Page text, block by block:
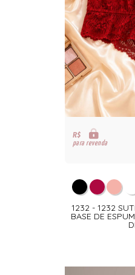
R$
para revenda
1232 - 1232
BASE DE